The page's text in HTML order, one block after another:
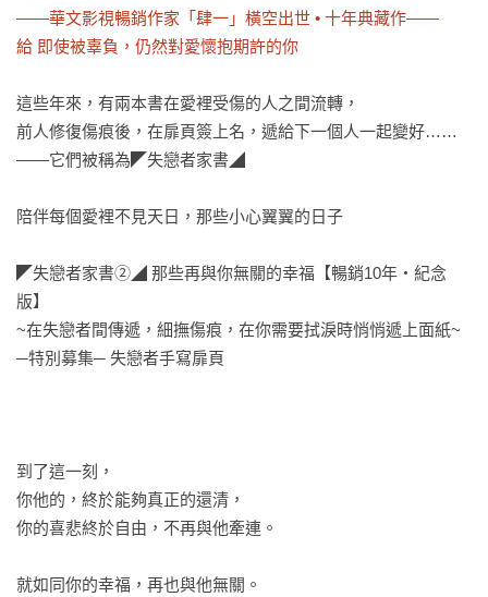
——華文影視暢銷作家「肆一」橫空出世 • 十年典藏作——
給 即使被辜負，仍然對愛懷抱期許的你
這些年來，有兩本書在愛裡受傷的人之間流轉，
前人修復傷痕後，在扉頁簽上名，遞給下一個人一起變好……
——它們被稱為◤失戀者家書◢
陪伴每個愛裡不見天日，那些小心翼翼的日子
◤失戀者家書②◢ 那些再與你無關的幸福【暢銷10年‧紀念
版】
~在失戀者間傳遞，細撫傷痕，在你需要拭淚時悄悄遞上面紙~
─特別募集─ 失戀者手寫扉頁
到了這一刻，
你他的，終於能夠真正的還清，
你的喜悲終於自由，不再與他牽連。
就如同你的幸福，再也與他無關。